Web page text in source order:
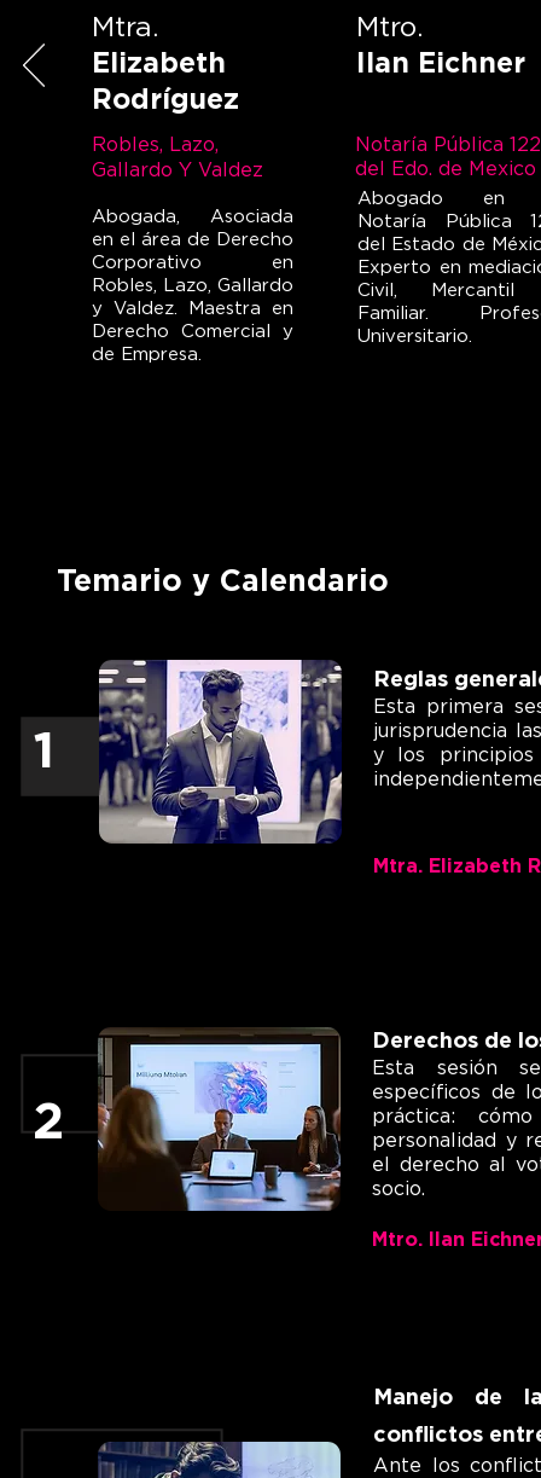
Abogada, Asociada
en el área de Derecho
Corporativo en
Robles, Lazo, Gallardo
y Valdez. Maestra en
Derecho Comercial y
de Empresa.
Mtra.
Elizabeth
Rodríguez
Robles, Lazo,
Gallardo Y Valdez
Mtro.
Ilan Eichner
Notaría Pública 122
del Edo. de Mexico
Abogado en
Notaría Pública
del Estado de
Experto en
Civil, Mercantil
Familiar.
Universitario.
Temario y Calendario
Reglas
Esta primera
jurisprudencia
y los principios
1
Mtra. Elizabeth
Derechos de
Esta sesión
específicos de
práctica:
personalidad y
el derecho al
socio.
2
Mtro. Ilan
Manejo de
conflictos
Ante los